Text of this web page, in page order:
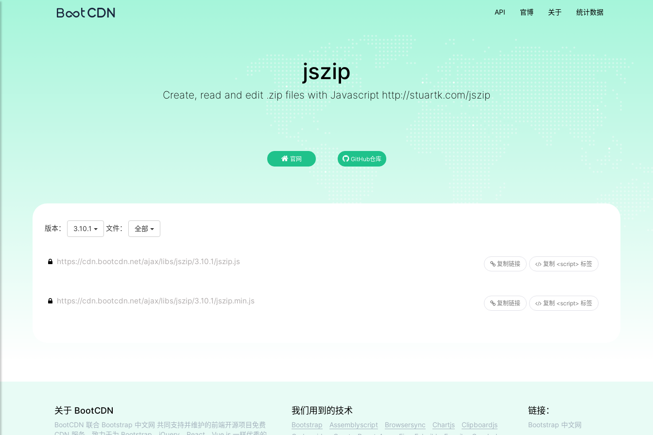
API 官博 关于 统计数据
jszip
Create, read and edit .zip files with Javascript http://stuartk.com/jszip
官网 GitHub仓库
版本： 3.10.1 文件： 全部
复制链接 复制 <script> 标签
https://cdn.bootcdn.net/ajax/libs/jszip/3.10.1/jszip.js
复制链接 复制 <script> 标签
https://cdn.bootcdn.net/ajax/libs/jszip/3.10.1/jszip.min.js
关于 BootCDN
BootCDN 联合 Bootstrap 中文网 共同支持并维护的前端开源项目免费
我们用到的技术
Bootstrap Assemblyscript Browsersync Chartjs
Clipboardjs
链接：
Bootstrap 中文网